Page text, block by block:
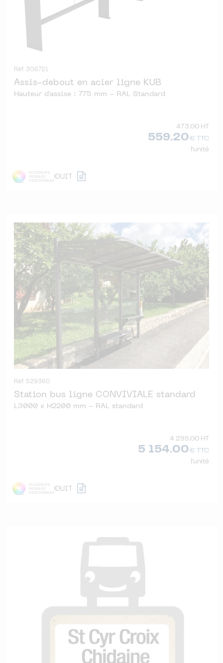
Réf. 306721
Assis-debout en acier ligne KUB
Hauteur d'assise : 775 mm - RAL Standard
473.00 HT
559.20€ TTC
l'unité
DÉTAILPRODUIT
Réf. 529360
Station bus ligne CONVIVIALE standard
L3000 x H2200 mm - RAL standard
4 295.00 HT
5 154.00€ TTC
l'unité
DÉTAILPRODUIT